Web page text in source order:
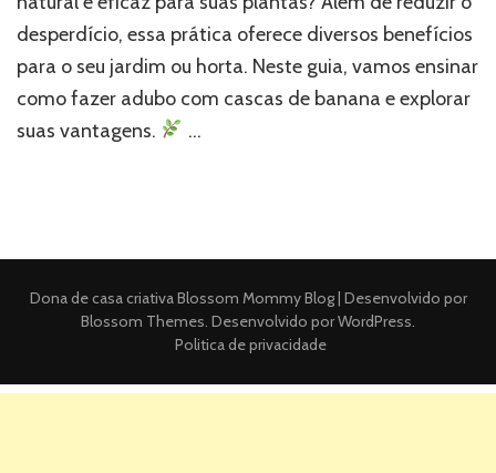
desperdício, essa prática oferece diversos benefícios
para o seu jardim ou horta. Neste guia, vamos ensinar
como fazer adubo com cascas de banana e explorar
suas vantagens.
…
Dona de casa criativaBlossom Mommy Blog | Desenvolvido por
Blossom Themes. Desenvolvido porWordPress.
Politica de privacidade